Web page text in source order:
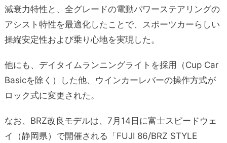
減衰力特性と、全グレードの電動パワーステアリングの
アシスト特性を最適化したことで、スポーツカーらしい
操縦安定性および乗り心地を実現した。
他にも、デイタイムランニングライトを採用（Cup Car
Basicを除く）した他、ウインカーレバーの操作方式が
ロック式に変更された。
なお、BRZ改良モデルは、7月14日に富士スピードウェ
イ（静岡県）で開催される「FUJI 86/BRZ STYLE